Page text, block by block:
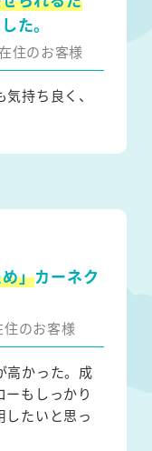
た。
住のお客様
持ち良く、
」カーネク
のお客様
高かった。成
もしっかり
したいと思っ